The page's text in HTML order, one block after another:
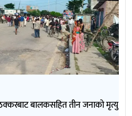
बालकसहित तीन जनाको मृत्यु